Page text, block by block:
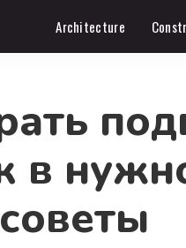
Architecture
в